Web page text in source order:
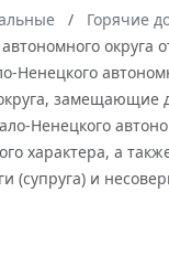
Горячие
округа
Ненецкого
замещающие
Ненецкого
характера, а
(супруга) и